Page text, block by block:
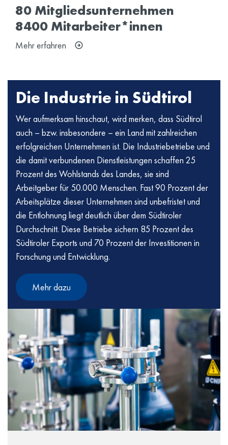
80 Mitgliedsunternehmen
8400 Mitarbeiter*innen
Mehr erfahren
Die Industrie in Südtirol
Wer aufmerksam hinschaut, wird merken, dass Südtirol
auch – bzw. insbesondere – ein Land mit zahlreichen
erfolgreichen Unternehmen ist. Die Industriebetriebe und
die damit verbundenen Dienstleistungen schaffen 25
Prozent des Wohlstands des Landes, sie sind
Arbeitgeber für 50.000 Menschen. Fast 90 Prozent der
Arbeitsplätze dieser Unternehmen sind unbefristet und
die Entlohnung liegt deutlich über dem Südtiroler
Durchschnitt. Diese Betriebe sichern 85 Prozent des
Südtiroler Exports und 70 Prozent der Investitionen in
Forschung und Entwicklung.
Mehr dazu